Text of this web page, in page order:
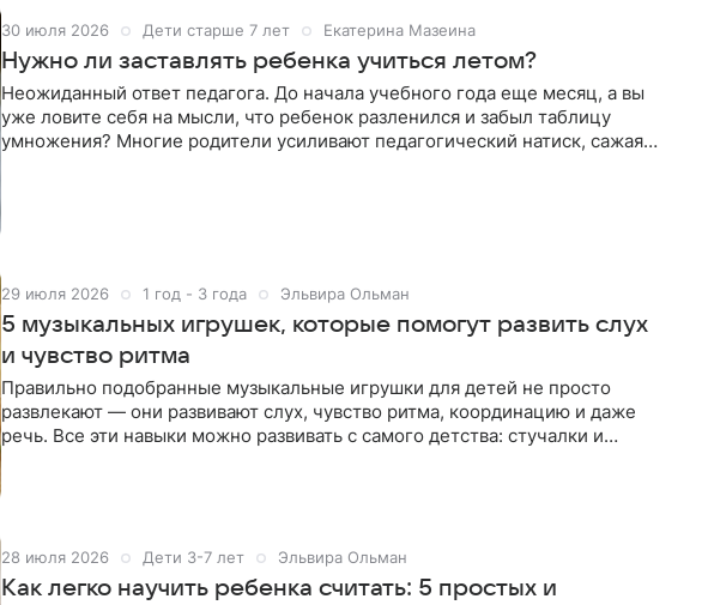
30 июля 2026 Дети старше 7 лет Екатерина Мазеина
Нужно ли заставлять ребенка учиться летом?
Неожиданный ответ педагога. До начала учебного года еще месяц, а вы
уже ловите себя на мысли, что ребенок разленился и забыл таблицу
умножения? Многие родители усиливают педагогический натиск, сажая
29 июля 2026 1 год - 3 года Эльвира Ольман
5 музыкальных игрушек, которые помогут развить слух
и чувство ритма
Правильно подобранные музыкальные игрушки для детей не просто
развлекают — они развивают слух, чувство ритма, координацию и даже
речь. Все эти навыки можно развивать с самого детства: стучалки и
28 июля 2026 Дети 3-7 лет Эльвира Ольман
Как легко научить ребенка считать: 5 простых и